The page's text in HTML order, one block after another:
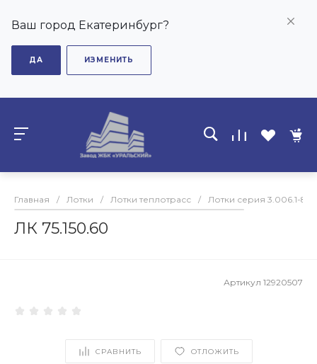
Ваш город Екатеринбург?
ДА ИЗМЕНИТЬ
Главная / Лотки / Лотки теплотрасс / Лотки серия 3.006.1-8
ЛК 75.150.60
Артикул 12920507
СРАВНИТЬ ОТЛОЖИТЬ